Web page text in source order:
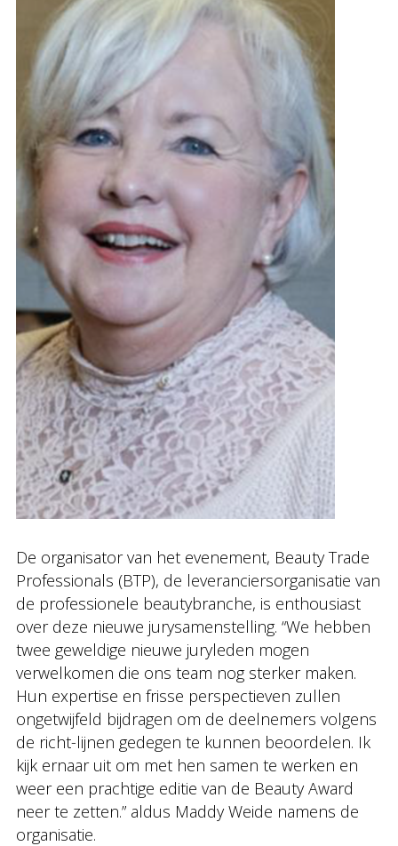
De organisator van het evenement, Beauty Trade
Professionals (BTP), de leveranciersorganisatie van
de professionele beautybranche, is enthousiast
over deze nieuwe jurysamenstelling. “We hebben
twee geweldige nieuwe juryleden mogen
verwelkomen die ons team nog sterker maken.
Hun expertise en frisse perspectieven zullen
ongetwijfeld bijdragen om de deelnemers volgens
de richt-lijnen gedegen te kunnen beoordelen. Ik
kijk ernaar uit om met hen samen te werken en
weer een prachtige editie van de Beauty Award
neer te zetten.” aldus Maddy Weide namens de
organisatie.